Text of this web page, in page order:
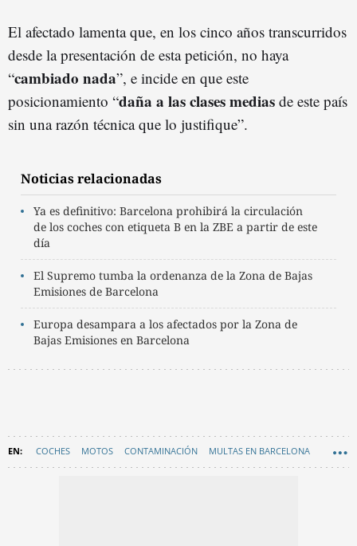
El afectado lamenta que, en los cinco años transcurridos
desde la presentación de esta petición, no haya
“cambiado nada”, e incide en que este
posicionamiento “daña a las clases medias de este país
sin una razón técnica que lo justifique”.
Noticias relacionadas
Ya es definitivo: Barcelona prohibirá la circulación
de los coches con etiqueta B en la ZBE a partir de este
día
El Supremo tumba la ordenanza de la Zona de Bajas
Emisiones de Barcelona
Europa desampara a los afectados por la Zona de
Bajas Emisiones en Barcelona
COCHES MOTOS CONTAMINACIÓN MULTAS EN BARCELONA